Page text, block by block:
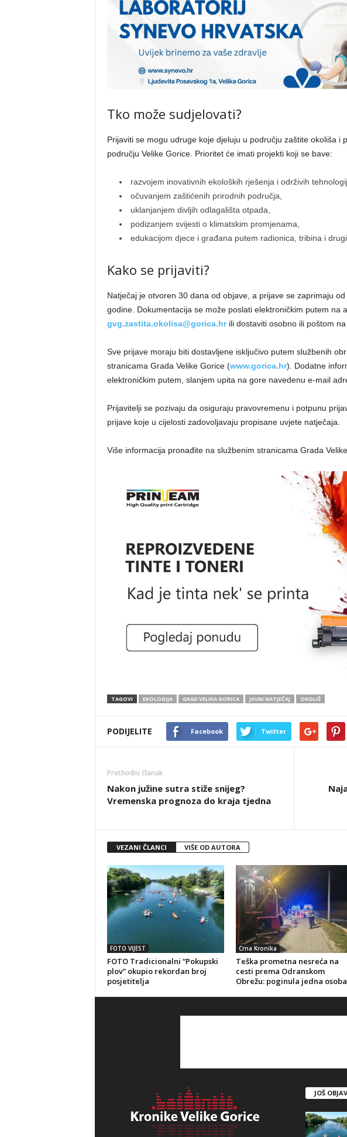
Tko može sudjelovati?
Prijaviti se mogu udruge koje djeluju u području zaštite okoliša i
području Velike Gorice. Prioritet će imati projekti koji se bave:
razvojem inovativnih ekoloških rješenja i održivih
očuvanjem zaštićenih prirodnih područja,
uklanjanjem divljih odlagališta otpada,
podizanjem svijesti o klimatskim promjenama,
edukacijom djece i građana putem radionica, tribina i
Kako se prijaviti?
Natječaj je otvoren 30 dana od objave, a prijave se zaprimaju
godine. Dokumentacija se može poslati elektroničkim putem na
gvg.zastita.okolisa@gorica.hr ili dostaviti osobno ili poštom
Sve prijave moraju biti dostavljene isključivo putem službenih
stranicama Grada Velike Gorice (www.gorica.hr). Dodatne
elektroničkim putem, slanjem upita na gore navedenu e-mail
Prijavitelji se pozivaju da osiguraju pravovremenu i potpunu
prijave koje u cijelosti zadovoljavaju propisane uvjete natječaja.
Više informacija pronađite na službenim stranicama Grada
TAGOVI EKOLOGIJA GRAD VELIKA GORICA JAVNI NATJEČAJ OKOLIŠ
PODIJELITE Facebook Twitter
Prethodni članak
Nakon južine sutra stiže snijeg?
Vremenska prognoza do kraja tjedna
VEZANI ČLANCI VIŠE OD AUTORA
FOTO VIJEST
FOTO Tradicionalni “Pokupski
plov” okupio rekordan broj
posjetitelja
Crna Kronika
Teška prometna nesreća na
cesti prema Odranskom
Obrežu: poginula jedna osoba
JOŠ